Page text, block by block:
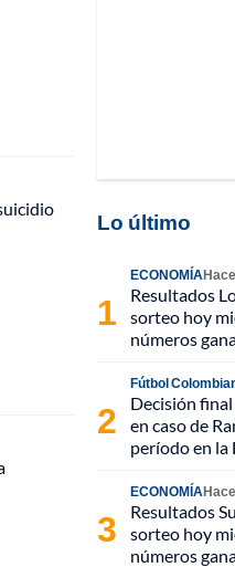
Lo último
ECONOMÍA
Resultados
sorteo hoy
números
Fútbol
Decisión
en caso de
período en la
ECONOMÍA
Resultados
sorteo hoy
números